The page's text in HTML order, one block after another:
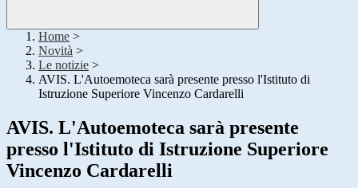
Home >
Novità >
Le notizie >
AVIS. L'Autoemoteca sarà presente presso l'Istituto di
Istruzione Superiore Vincenzo Cardarelli
AVIS. L'Autoemoteca sarà presente
presso l'Istituto di Istruzione Superiore
Vincenzo Cardarelli